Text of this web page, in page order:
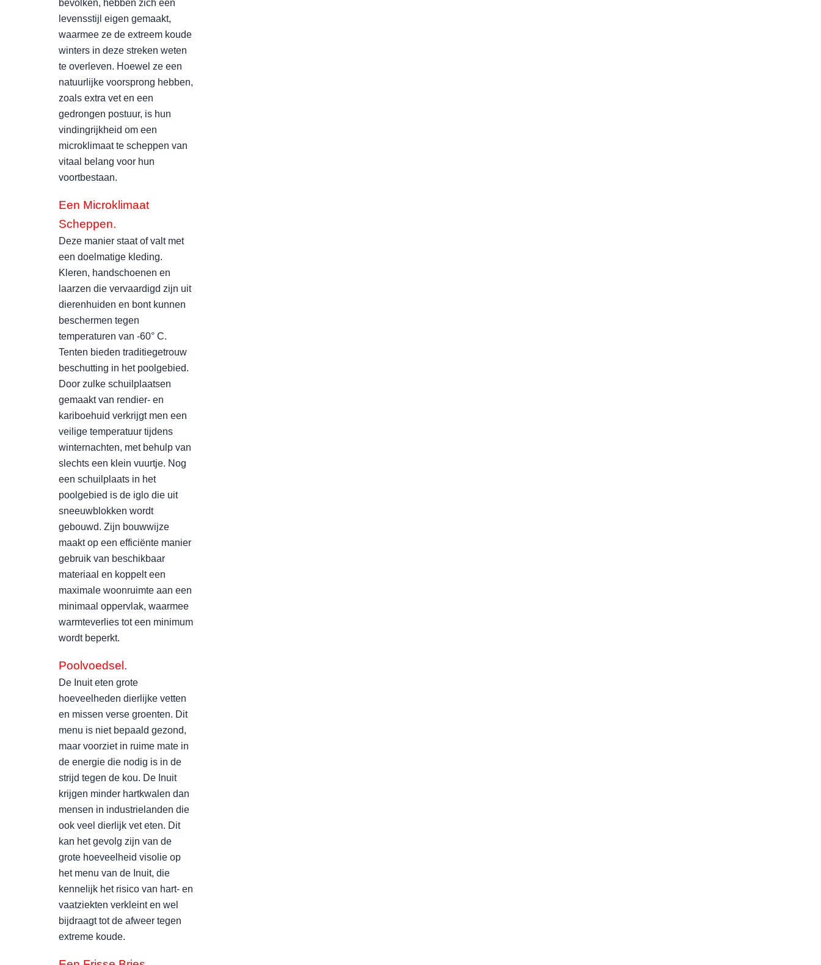
bevolken, hebben zich een
levensstijl eigen gemaakt,
waarmee ze de extreem koude
winters in deze streken weten
te overleven. Hoewel ze een
natuurlijke voorsprong hebben,
zoals extra vet en een
gedrongen postuur, is hun
vindingrijkheid om een
microklimaat te scheppen van
vitaal belang voor hun
voortbestaan.
Een Microklimaat
Scheppen.
Deze manier staat of valt met
een doelmatige kleding.
Kleren, handschoenen en
laarzen die vervaardigd zijn uit
dierenhuiden en bont kunnen
beschermen tegen
temperaturen van -60° C.
Tenten bieden traditiegetrouw
beschutting in het poolgebied.
Door zulke schuilplaatsen
gemaakt van rendier- en
kariboehuid verkrijgt men een
veilige temperatuur tijdens
winternachten, met behulp van
slechts een klein vuurtje. Nog
een schuilplaats in het
poolgebied is de iglo die uit
sneeuwblokken wordt
gebouwd. Zijn bouwwijze
maakt op een efficiënte manier
gebruik van beschikbaar
materiaal en koppelt een
maximale woonruimte aan een
minimaal oppervlak, waarmee
warmteverlies tot een minimum
wordt beperkt.
Poolvoedsel.
De Inuit eten grote
hoeveelheden dierlijke vetten
en missen verse groenten. Dit
menu is niet bepaald gezond,
maar voorziet in ruime mate in
de energie die nodig is in de
strijd tegen de kou. De Inuit
krijgen minder hartkwalen dan
mensen in industrielanden die
ook veel dierlijk vet eten. Dit
kan het gevolg zijn van de
grote hoeveelheid visolie op
het menu van de Inuit, die
kennelijk het risico van hart- en
vaatziekten verkleint en wel
bijdraagt tot de afweer tegen
extreme koude.